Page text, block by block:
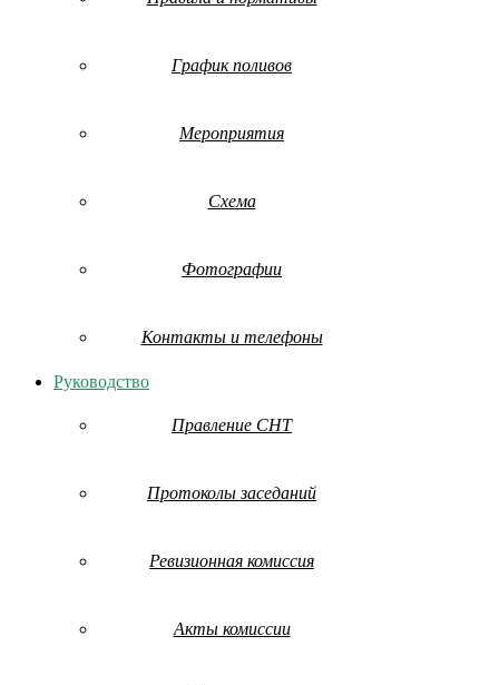
График поливов
Мероприятия
Схема
Фотографии
Контакты и телефоны
Руководство
Правление СНТ
Протоколы заседаний
Ревизионная комиссия
Акты комиссии